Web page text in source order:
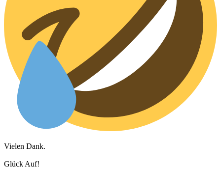
Vielen Dank.
Glück Auf!